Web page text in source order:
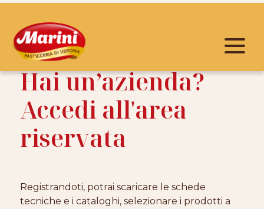
Hai un’azienda?
Accedi all'area
riservata
Registrandoti, potrai scaricare le schede
tecniche e i cataloghi, selezionare i prodotti a